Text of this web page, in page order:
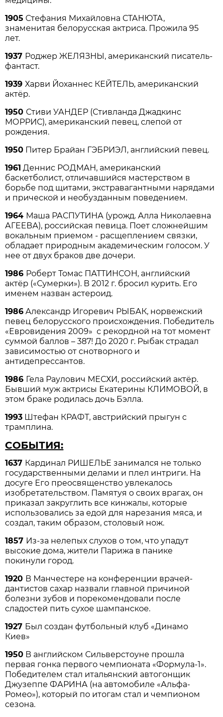
1905 Стефания Михайловна СТАНЮТА,
знаменитая белорусская актриса. Прожила 95
лет.
1937 Роджер ЖЕЛЯЗНЫ, американский писатель-
фантаст.
1939Харви Йоханнес КЕЙТЕЛЬ, американский
актёр.
1950 Стиви УАНДЕР (Стивланда Джадкинс
МОРРИС), американский певец, слепой от
рождения.
1950 Питер Брайан ГЭБРИЭЛ, английский певец.
1961 Деннис РОДМАН, американский
баскетболист, отличавшийся мастерством в
борьбе под щитами, экстравагантными нарядами
и прической и необузданным поведением.
1964 Маша РАСПУТИНА (урожд. Алла Николаевна
АГЕЕВА), российская певица. Поет сложнейшим
вокальным приемом - расщеплением связки,
обладает природным академическим голосом. У
нее от двух браков две дочери.
1986 Роберт Томас ПАТТИНСОН, английский
актёр («Сумерки»). В 2012 г. бросил курить. Его
именем назван астероид.
1986 Александр Игоревич РЫБАК, норвежский
певец белорусского происхождения. Победитель
«Евровидения 2009» с рекордной на тот момент
суммой баллов – 387! До 2020 г. Рыбак страдал
зависимостью от снотворного и
антидепрессантов.
1986 Гела Раулович МЕСХИ, российский актёр.
Бывший муж актрисы Екатерины КЛИМОВОЙ, в
этом браке родилась дочь Бэлла.
1993 Штефан КРАФТ, австрийский прыгун с
трамплина.
СОБЫТИЯ:
1637 Кардинал РИШЕЛЬЕ занимался не только
государственными делами и плел интриги. На
досуге Его преосвященство увлекалось
изобретательством. Памятуя о своих врагах, он
приказал закруглить все кинжалы, которые
использовались за едой для нарезания мяса, и
создал, таким образом, столовый нож.
1857 Из-за нелепых слухов о том, что упадут
высокие дома, жители Парижа в панике
покинули город.
1920 В Манчестере на конференции врачей-
дантистов сахар назвали главной причиной
болезни зубов и порекомендовали после
сладостей пить сухое шампанское.
1927 Был создан футбольный клуб «Динамо
Киев»
1950 В английском Сильверстоуне прошла
первая гонка первого чемпионата «Формула-1».
Победителем стал итальянский автогонщик
Джузеппе ФАРИНА (на автомобиле «Альфа-
Ромео»), который по итогам стал и чемпионом
сезона.